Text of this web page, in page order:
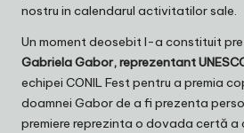
nostru in calendarul activitatilor sale.
Un moment deosebit l-a constituit
Gabriela Gabor, reprezentant
echipei CONIL Fest pentru a premia
doamnei Gabor de a fi prezenta
premiere reprezinta o dovada certă a